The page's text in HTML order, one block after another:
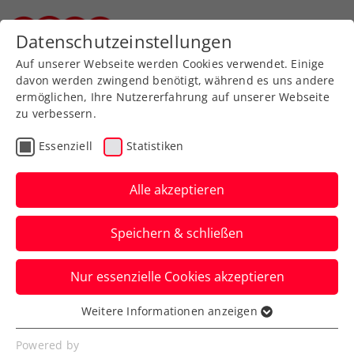
Zurück zur Newsübersicht
Verbands-Info
LSO-Funktionärsehrung
Hans-Wolfgang Strauss erhielt seitens
des Landes Steiermark das Goldene
Ehrenzeichen!
Verfasst von: Stefan Schuh, 29.06.2021
Datenschutzeinstellungen
Auf unserer Webseite werden Cookies verwendet. Einige
davon werden zwingend benötigt, während es uns andere
ermöglichen, Ihre Nutzererfahrung auf unserer Webseite
zu verbessern.
Essenziell Statistiken
Alle akzeptieren
Speichern & schließen
Nur essenzielle Cookies akzeptieren
Essenziell
Essenzielle Cookies werden für grundlegende
Weitere Informationen anzeigen
Powered by